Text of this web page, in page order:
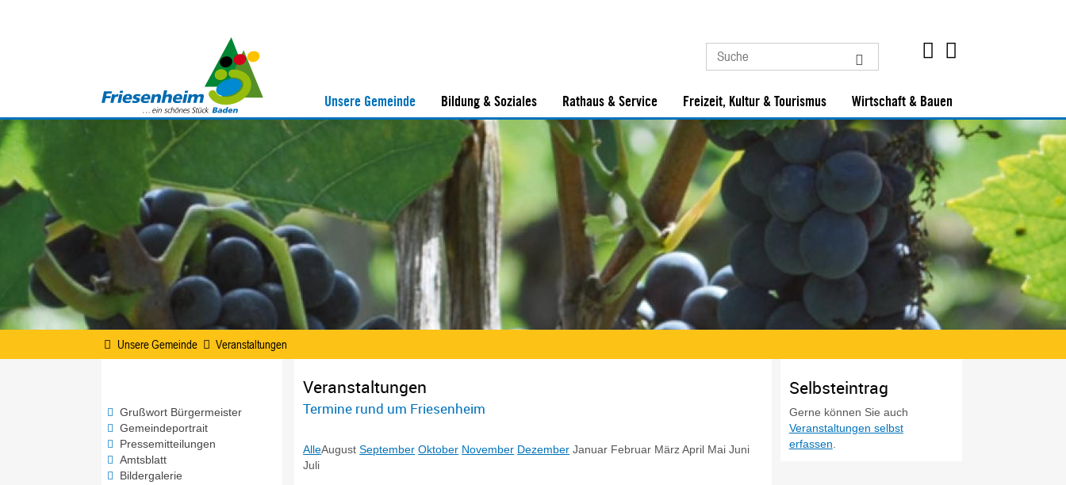
Unsere Gemeinde Bildung & Soziales Rathaus & Service Freizeit, Kultur & Tourismus Wirtschaft & Bauen
Unsere Gemeinde Veranstaltungen
Grußwort Bürgermeister
Gemeindeportrait
Pressemitteilungen
Amtsblatt
Bildergalerie
Veranstaltungen
Termine rund um Friesenheim
AlleAugust September Oktober November Dezember Januar Februar März April Mai Juni
Juli
Selbsteintrag
Gerne können Sie auch
Veranstaltungen selbst
erfassen.